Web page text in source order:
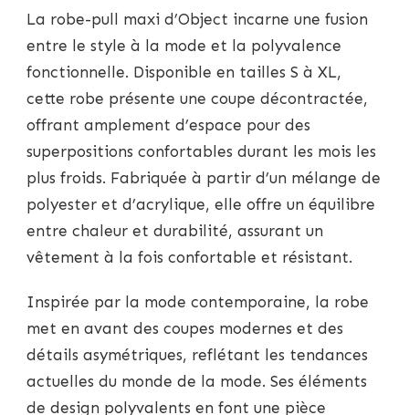
La robe-pull maxi d’Object incarne une fusion
entre le style à la mode et la polyvalence
fonctionnelle. Disponible en tailles S à XL,
cette robe présente une coupe décontractée,
offrant amplement d’espace pour des
superpositions confortables durant les mois les
plus froids. Fabriquée à partir d’un mélange de
polyester et d’acrylique, elle offre un équilibre
entre chaleur et durabilité, assurant un
vêtement à la fois confortable et résistant.
Inspirée par la mode contemporaine, la robe
met en avant des coupes modernes et des
détails asymétriques, reflétant les tendances
actuelles du monde de la mode. Ses éléments
de design polyvalents en font une pièce